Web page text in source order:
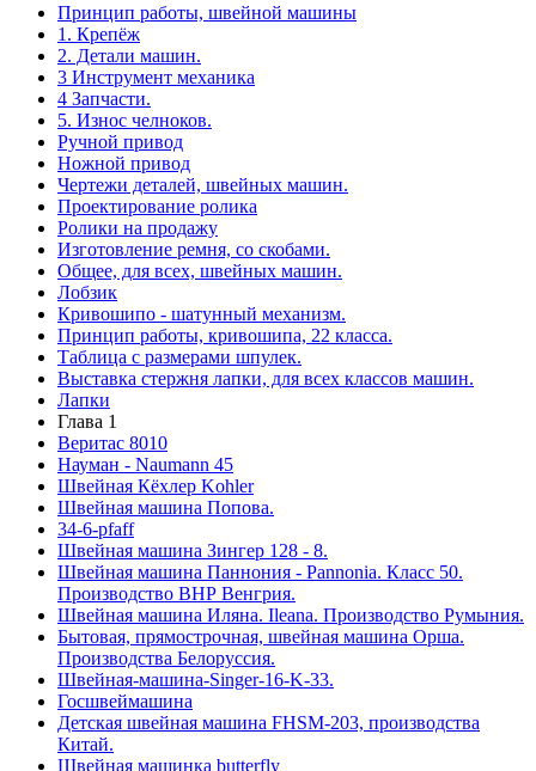
Принцип работы, швейной машины
1. Крепёж
2. Детали машин.
3 Инструмент механика
4 Запчасти.
5. Износ челноков.
Ручной привод
Ножной привод
Чертежи деталей, швейных машин.
Проектирование ролика
Ролики на продажу
Изготовление ремня, со скобами.
Общее, для всех, швейных машин.
Лобзик
Кривошипо - шатунный механизм.
Принцип работы, кривошипа, 22 класса.
Таблица с размерами шпулек.
Выставка стержня лапки, для всех классов машин.
Лапки
Глава 1
Веритас 8010
Науман - Naumann 45
Швейная Кёхлер Kohler
Швейная машина Попова.
34-6-pfaff
Швейная машина Зингер 128 - 8.
Швейная машина Паннония - Pannonia. Класс 50.
Производство ВНР Венгрия.
Швейная машина Иляна. Ileana. Производство Румыния.
Бытовая, прямострочная, швейная машина Орша.
Производства Белоруссия.
Швейная-машина-Singer-16-K-33.
Госшвеймашина
Детская швейная машина FHSM-203, производства
Китай.
Швейная машинка butterfly